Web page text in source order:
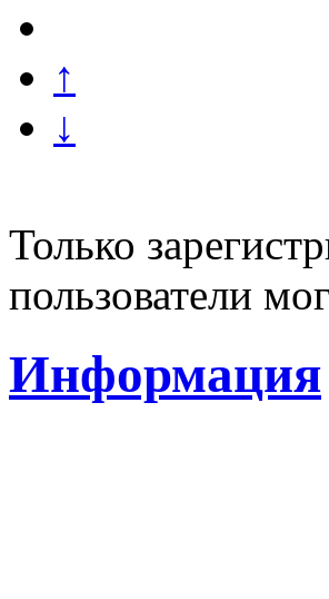
↑
↓
Только
пользователи
Информация